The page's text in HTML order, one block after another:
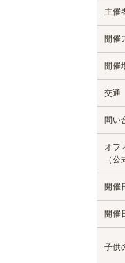
主催
開催
開催
交通
問い
オフ
（
開催
開催
子供